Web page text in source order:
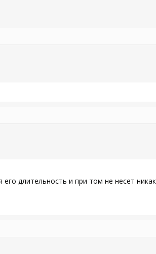
длительность и при том не несет